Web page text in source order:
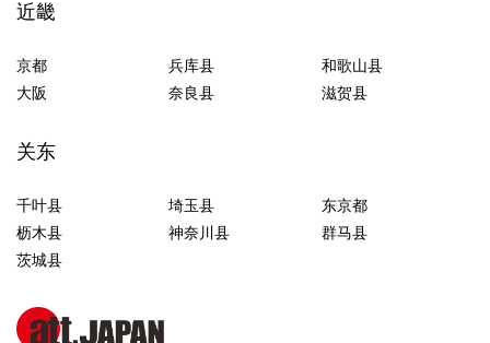
近畿
京都 兵库县
和歌山县
大阪
奈良县 滋贺县
关东
千叶县 埼玉县
东京都
枥木县
神奈川县
群马县
茨城县